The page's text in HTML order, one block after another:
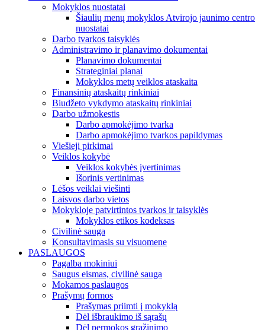
Mokyklos nuostatai
Šiaulių menų mokyklos Atvirojo jaunimo centro
nuostatai
Darbo tvarkos taisyklės
Administravimo ir planavimo dokumentai
Planavimo dokumentai
Strateginiai planai
Mokyklos metų veiklos ataskaita
Finansinių ataskaitų rinkiniai
Biudžeto vykdymo ataskaitų rinkiniai
Darbo užmokestis
Darbo apmokėjimo tvarka
Darbo apmokėjimo tvarkos papildymas
Viešieji pirkimai
Veiklos kokybė
Veiklos kokybės įvertinimas
Išorinis vertinimas
Lėšos veiklai viešinti
Laisvos darbo vietos
Mokykloje patvirtintos tvarkos ir taisyklės
Mokyklos etikos kodeksas
Civilinė sauga
Konsultavimasis su visuomene
PASLAUGOS
Pagalba mokiniui
Saugus eismas, civilinė sauga
Mokamos paslaugos
Prašymų formos
Prašymas priimti į mokyklą
Dėl išbraukimo iš sąrašų
Dėl permokos grąžinimo